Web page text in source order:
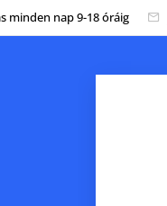
minden nap 9-18 óráig